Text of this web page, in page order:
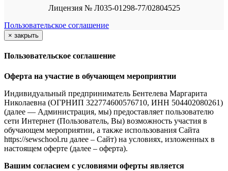
Лицензия № Л035-01298-77/02804525
Пользовательское соглашение
× закрыть
Пользовательское соглашение
Оферта на участие в обучающем мероприятии
Индивидуальный предприниматель Бентелева Маргарита
Николаевна (ОГРНИП 322774600576710, ИНН 504402080261)
(далее — Администрация, мы) предоставляет пользователю
сети Интернет (Пользователь, Вы) возможность участия в
обучающем мероприятии, а также использования Сайта
https://sewschool.ru далее – Сайт) на условиях, изложенных в
настоящем оферте (далее – оферта).
Вашим согласием с условиями оферты является